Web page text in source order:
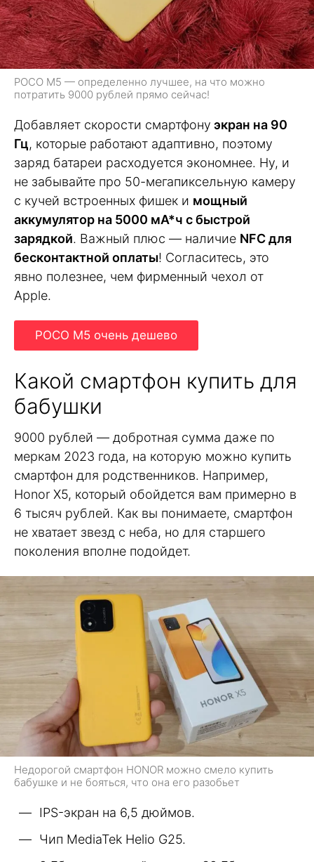
POCO M5 — определенно лучшее, на что можно
потратить 9000 рублей прямо сейчас!
Добавляет скорости смартфону экран на 90
Гц, которые работают адаптивно, поэтому
заряд батареи расходуется экономнее. Ну, и
не забывайте про 50-мегапиксельную камеру
с кучей встроенных фишек и мощный
аккумулятор на 5000 мА*ч с быстрой
зарядкой. Важный плюс — наличие NFC для
бесконтактной оплаты! Согласитесь, это
явно полезнее, чем фирменный чехол от
Apple.
POCO M5 очень дешево
Какой смартфон купить для
бабушки
9000 рублей — добротная сумма даже по
меркам 2023 года, на которую можно купить
смартфон для родственников. Например,
Honor X5, который обойдется вам примерно в
6 тысяч рублей. Как вы понимаете, смартфон
не хватает звезд с неба, но для старшего
поколения вполне подойдет.
Недорогой смартфон HONOR можно смело купить
бабушке и не бояться, что она его разобьет
IPS-экран на 6,5 дюймов.
Чип MediaTek Helio G25.